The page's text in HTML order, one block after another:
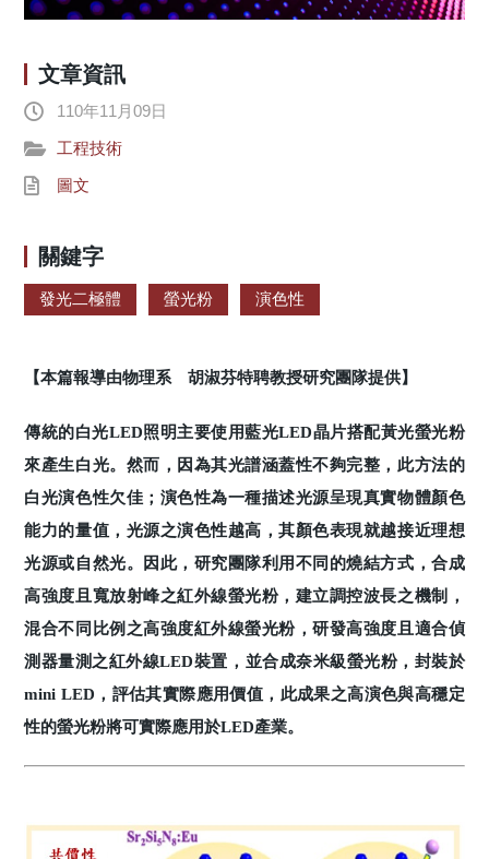
文章資訊
110年11月09日
工程技術
圖文
關鍵字
發光二極體 螢光粉 演色性
【本篇報導由物理系 胡淑芬特聘教授研究團隊提供】
傳統的白光LED照明主要使用藍光LED晶片搭配黃光螢光粉
來產生白光。然而，因為其光譜涵蓋性不夠完整，此方法的
白光演色性欠佳；演色性為一種描述光源呈現真實物體顏色
能力的量值，光源之演色性越高，其顏色表現就越接近理想
光源或自然光。因此，研究團隊利用不同的燒結方式，合成
高強度且寬放射峰之紅外線螢光粉，建立調控波長之機制，
混合不同比例之高強度紅外線螢光粉，研發高強度且適合偵
測器量測之紅外線LED裝置，並合成奈米級螢光粉，封裝於
mini LED，評估其實際應用價值，此成果之高演色與高穩定
性的螢光粉將可實際應用於LED產業。